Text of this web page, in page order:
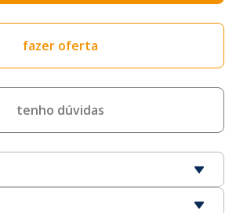
fazer oferta
tenho dúvidas